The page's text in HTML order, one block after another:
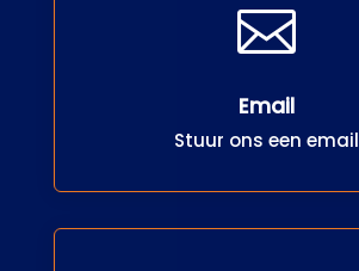

Email
Stuur ons een email